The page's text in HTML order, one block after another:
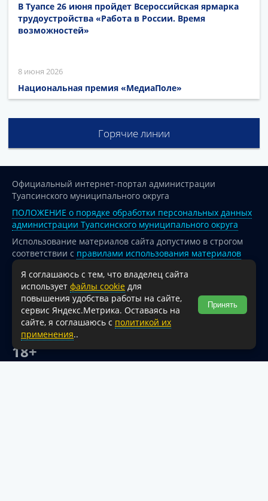
В Туапсе 26 июня пройдет Всероссийская ярмарка
трудоустройства «Работа в России. Время
возможностей»
8 июня 2026
Национальная премия «МедиаПоле»
Горячие линии
Официальный интернет-портал администрации
Туапсинского муниципального округа
ПОЛОЖЕНИЕ о порядке обработки персональных данных
администрации Туапсинского муниципального округа
Использование материалов сайта допустимо в строгом
соответствии с правилами использования материалов
опубликованных на сайте
При перепечатке и использовании информации ссылка
на источник обязательна.
Для сайтов и страниц сети Интернет обязательна
активная гиперссылка на официальный интернет-портал
администрации Туапсинского муниципального округа.
18+
Я соглашаюсь с тем, что владелец сайта
использует файлы cookie для
повышения удобства работы на сайте,
сервис Яндекс.Метрика. Оставаясь на
сайте, я соглашаюсь с политикой их
применения..
Принять